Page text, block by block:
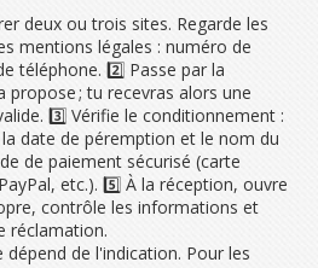
deux ou trois sites. Regarde les
mentions légales : numéro de
téléphone. 2️⃣ Passe par la
; tu recevras alors une
3️⃣ Vérifie le conditionnement :
date de péremption et le nom du
de paiement sécurisé (carte
etc.). 5️⃣ À la réception, ouvre
contrôle les informations et
réclamation.
de l'indication. Pour les